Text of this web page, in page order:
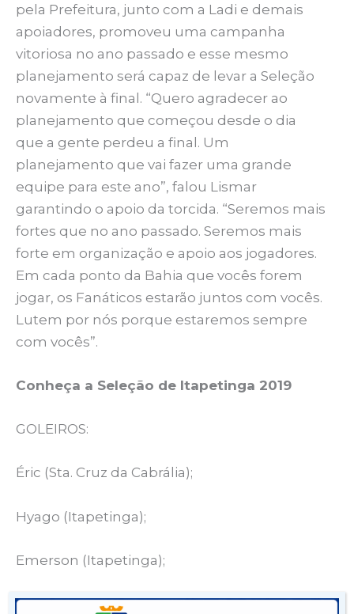
pela Prefeitura, junto com a Ladi e demais
apoiadores, promoveu uma campanha
vitoriosa no ano passado e esse mesmo
planejamento será capaz de levar a Seleção
novamente à final. “Quero agradecer ao
planejamento que começou desde o dia
que a gente perdeu a final. Um
planejamento que vai fazer uma grande
equipe para este ano”, falou Lismar
garantindo o apoio da torcida. “Seremos mais
fortes que no ano passado. Seremos mais
forte em organização e apoio aos jogadores.
Em cada ponto da Bahia que vocês forem
jogar, os Fanáticos estarão juntos com vocês.
Lutem por nós porque estaremos sempre
com vocês”.
Conheça a Seleção de Itapetinga 2019
GOLEIROS:
Éric (Sta. Cruz da Cabrália);
Hyago (Itapetinga);
Emerson (Itapetinga);
Henrique (Itapetinga).